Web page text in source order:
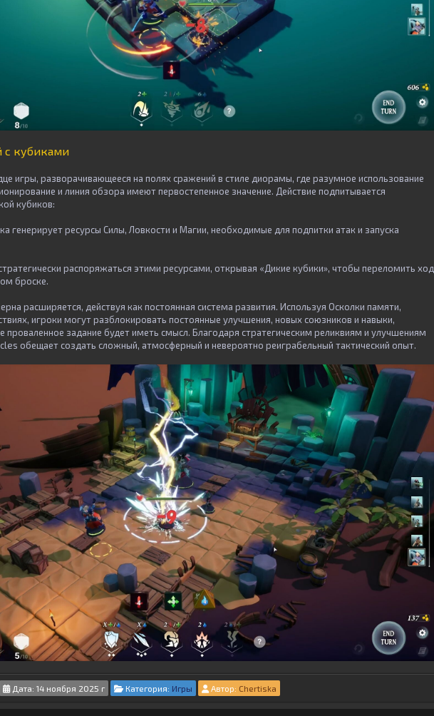
с кубиками
игры, разворачивающееся на полях сражений в стиле диорамы, где разумное использование
и линия обзора имеют первостепенное значение. Действие подпитывается
кубиков:
генерирует ресурсы Силы, Ловкости и Магии, необходимые для подпитки атак и запуска
распоряжаться этими ресурсами, открывая «Дикие кубики», чтобы переломить ход
броске.
расширяется, действуя как постоянная система развития. Используя Осколки памяти,
игроки могут разблокировать постоянные улучшения, новых союзников и навыки,
проваленное задание будет иметь смысл. Благодаря стратегическим реликвиям и улучшениям
обещает создать сложный, атмосферный и невероятно реиграбельный тактический опыт.
Дата: 14 ноября 2025 г Категория: Игры Автор: Chertiska